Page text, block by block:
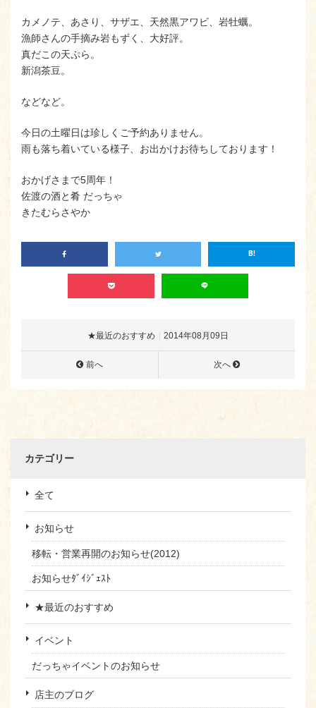
カメノテ、あさり、サザエ、天然黒アワビ、岩牡蠣。
漁師さんの手摘み岩もずく、大好評。
真だこの天ぷら。
新潟茶豆。
などなど。
今日の土曜日は珍しくご予約ありません。
雨も落ち着いている様子、お出かけお待ちしております！
おかげさまで5周年！
佐渡の酒と肴 だっちゃ
きたむらさやか
★最近のおすすめ 2014年08月09日
前へ 次へ
カテゴリー
全て
お知らせ
移転・営業再開のお知らせ(2012)
お知らせﾀﾞｲｼﾞｪｽﾄ
★最近のおすすめ
イベント
だっちゃイベントのお知らせ
店主のブログ